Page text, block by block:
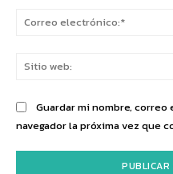
Guardar mi nombre,
navegador la próxima vez que